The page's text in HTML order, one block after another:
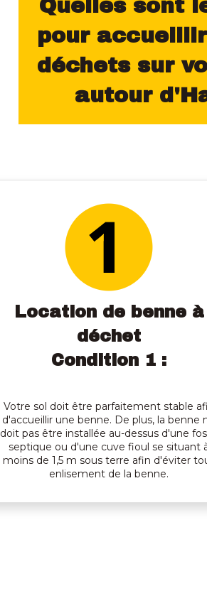
Quelles sont
pour
déchets sur
autour
Location de benne à
déchet
Condition 1 :
Votre sol doit être parfaitement stable
d'accueillir une benne. De plus, la benne
doit pas être installée au-dessus d'une
septique ou d'une cuve fioul se situant
moins de 1,5 m sous terre afin d'éviter
enlisement de la benne.